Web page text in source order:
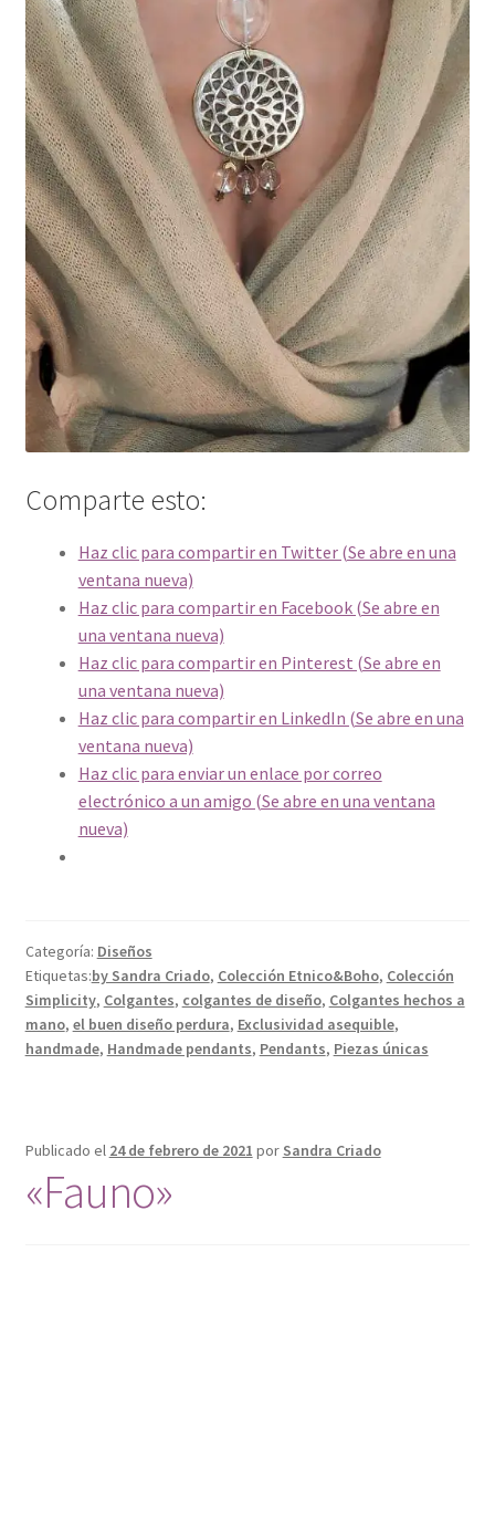
Comparte esto:
Haz clic para compartir en Twitter (Se abre en una
ventana nueva)
Haz clic para compartir en Facebook (Se abre en
una ventana nueva)
Haz clic para compartir en Pinterest (Se abre en
una ventana nueva)
Haz clic para compartir en LinkedIn (Se abre en una
ventana nueva)
Haz clic para enviar un enlace por correo
electrónico a un amigo (Se abre en una ventana
nueva)
Categoría: Diseños
Etiquetas:by Sandra Criado, Colección Etnico&Boho, Colección
Simplicity, Colgantes, colgantes de diseño, Colgantes hechos a
mano, el buen diseño perdura, Exclusividad asequible,
handmade, Handmade pendants, Pendants, Piezas únicas
Publicado el 24 de febrero de 2021 por Sandra Criado
«Fauno»